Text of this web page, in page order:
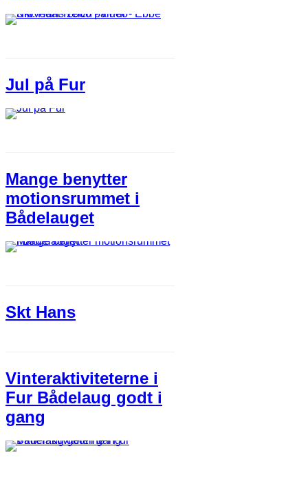
Jul på Fur
Mange benytter
motionsrummet i
Bådelauget
Skt Hans
Vinteraktiviteterne i
Fur Bådelaug godt i
gang